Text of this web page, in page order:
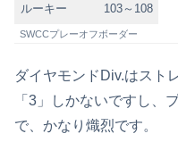
ルーキー 103～108
SWCCプレーオフボーダー
ダイヤモンドDiv.はスト
「3」しかないですし、
で、かなり熾烈です。